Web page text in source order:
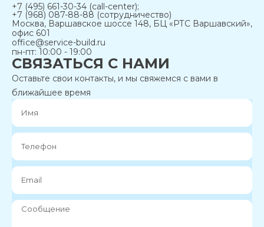
+7 (495) 661-30-34 (call-center);
+7 (968) 087-88-88 (сотрудничество)
Москва, Варшавское шоссе 148, БЦ «РТС Варшавский»,
офис 601
office@service-build.ru
пн-пт: 10:00 - 19:00
СВЯЗАТЬСЯ С НАМИ
Оставьте свои контакты, и мы свяжемся с вами в
ближайшее время